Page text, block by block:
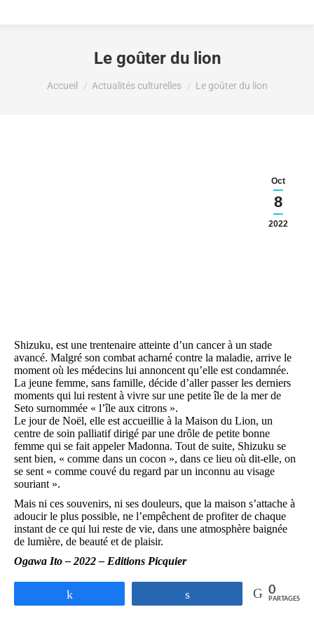
Le goûter du lion
Accueil Actualités culturelles Le goûter du lion
Oct
8
2022
Shizuku, est une trentenaire atteinte d’un cancer à un stade
avancé. Malgré son combat acharné contre la maladie, arrive le
moment où les médecins lui annoncent qu’elle est condamnée.
La jeune femme, sans famille, décide d’aller passer les derniers
moments qui lui restent à vivre sur une petite île de la mer de
Seto surnommée « l’île aux citrons ».
Le jour de Noël, elle est accueillie à la Maison du Lion, un
centre de soin palliatif dirigé par une drôle de petite bonne
femme qui se fait appeler Madonna. Tout de suite, Shizuku se
sent bien, « comme dans un cocon », dans ce lieu où dit-elle, on
se sent « comme couvé du regard par un inconnu au visage
souriant ».
Mais ni ces souvenirs, ni ses douleurs, que la maison s’attache à
adoucir le plus possible, ne l’empêchent de profiter de chaque
instant de ce qui lui reste de vie, dans une atmosphère baignée
de lumière, de beauté et de plaisir.
Ogawa Ito – 2022 – Editions Picquier
0
PARTAGES